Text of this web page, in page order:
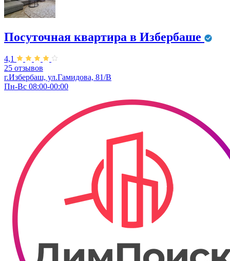
Посуточная квартира в Избербаше
4,1
25 отзывов
г.Избербаш, ул.Гамидова, 81/В
Пн-Вс 08:00-00:00